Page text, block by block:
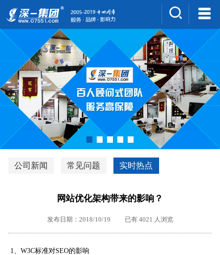
集团介绍
人才招聘
案例展示
新闻中心
深一风采
联系我们
深优通系统V3.0
深一集团优势
外地客户专栏
公司新闻 常见问题 实时热点
网站优化架构带来的影响？
发布日期：2018/10/19 已有 4021 人浏览
1、W3C标准对SEO的影响